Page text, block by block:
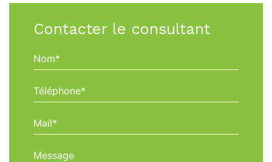
Contacter le consultant
Nom*
Téléphone*
Mail*
Message